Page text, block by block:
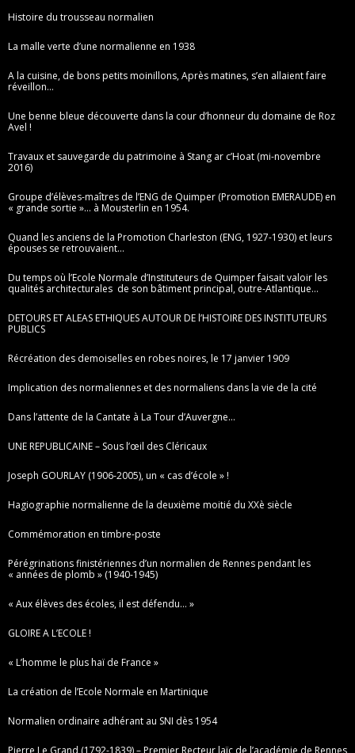
Histoire du trousseau normalien
La malle verte d’une normalienne en 1938
A la cuisine, de bons petits moinillons, Après matines, s’en allaient faire
réveillon…
Une benne bleue découverte dans la cour d’honneur du domaine de Roz
Avel !
Travaux et sauvegarde du patrimoine à Stang ar c’Hoat (mi-novembre
2016)
Groupe d’élèves-maîtres de l’ENG de Quimper (Promotion EMERAUDE) en
« grande sortie »… à Mousterlin en 1954.
Quand les anciens de la Promotion Charleston (ENG, 1927-1930) et leurs
épouses se retrouvaient…
Du temps où l’Ecole Normale d’Instituteurs de Quimper faisait valoir les
qualités architecturales de son bâtiment principal, outre-Atlantique…
DETOURS ET ALEAS ETHIQUES AUTOUR DE l’HISTOIRE DES INSTITUTEURS
PUBLICS
Récréation des demoiselles en robes noires, le 17 janvier 1909
Implication des normaliennes et des normaliens dans la vie de la cité
Dans l’attente de la Cantate à La Tour d’Auvergne…
UNE REPUBLICAINE – Sous l’œil des Cléricaux
Joseph GOURLAY (1906-2005), un « cas d’école » !
Hagiographie normalienne de la deuxième moitié du XXè siècle
Commémoration en timbre-poste
Pérégrinations finistériennes d’un normalien de Rennes pendant les
« années de plomb » (1940-1945)
« Aux élèves des écoles, il est défendu… »
GLOIRE A L’ECOLE !
« L’homme le plus haï de France »
La création de l’Ecole Normale en Martinique
Normalien ordinaire adhérant au SNI dès 1954
Pierre Le Grand (1792-1839) – Premier Recteur laïc de l’académie de Rennes